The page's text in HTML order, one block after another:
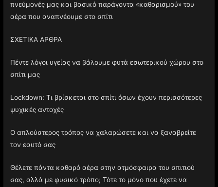
πνεύμονές μας και βασικό παράγοντα «καθαρισμού» του
αέρα που αναπνέουμε στο σπίτι
ΣΧΕΤΙΚΑ ΑΡΘΡΑ
Πέντε λόγοι υγείας να βάλουμε φυτά εσωτερικού χώρου στο
σπίτι μας
Lockdown: Τι βρίσκεται στο σπίτι όσων έχουν περισσότερες
ψυχικές αντοχές
Ο απλούστερος τρόπος να χαλαρώσετε και να ξαναβρείτε
τον εαυτό σας
Θέλετε πάντα καθαρό αέρα στην ατμόσφαιρα του σπιτιού
σας, αλλά με φυσικό τρόπο; Τότε το μόνο που έχετε να